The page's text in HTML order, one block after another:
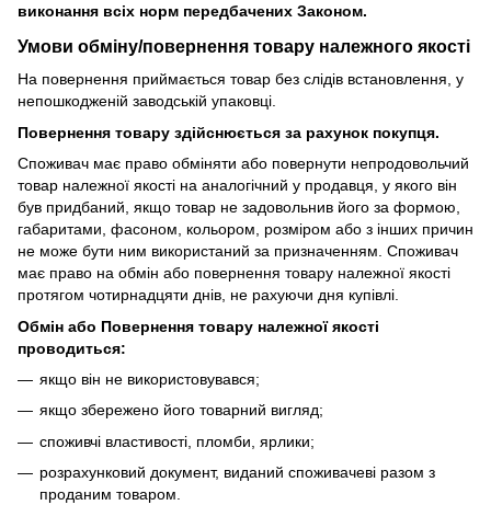
виконання всіх норм передбачених Законом.
Умови обміну/повернення товару належного якості
На повернення приймається товар без слідів встановлення, у
непошкодженій заводській упаковці.
Повернення товару здійснюється за рахунок покупця.
Споживач має право обміняти або повернути непродовольчий
товар належної якості на аналогічний у продавця, у якого він
був придбаний, якщо товар не задовольнив його за формою,
габаритами, фасоном, кольором, розміром або з інших причин
не може бути ним використаний за призначенням. Споживач
має право на обмін або повернення товару належної якості
протягом чотирнадцяти днів, не рахуючи дня купівлі.
Обмін або Повернення товару належної якості
проводиться:
якщо він не використовувався;
якщо збережено його товарний вигляд;
споживчі властивості, пломби, ярлики;
розрахунковий документ, виданий споживачеві разом з
проданим товаром.